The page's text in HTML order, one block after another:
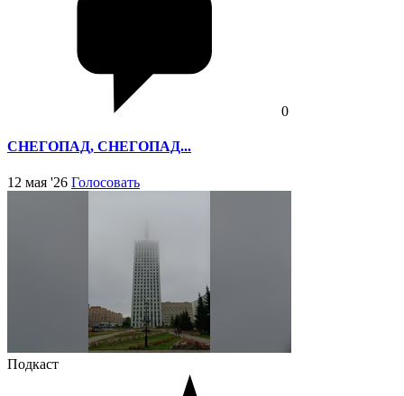
0
СНЕГОПАД, СНЕГОПАД...
12 мая '26 Голосовать
Подкаст